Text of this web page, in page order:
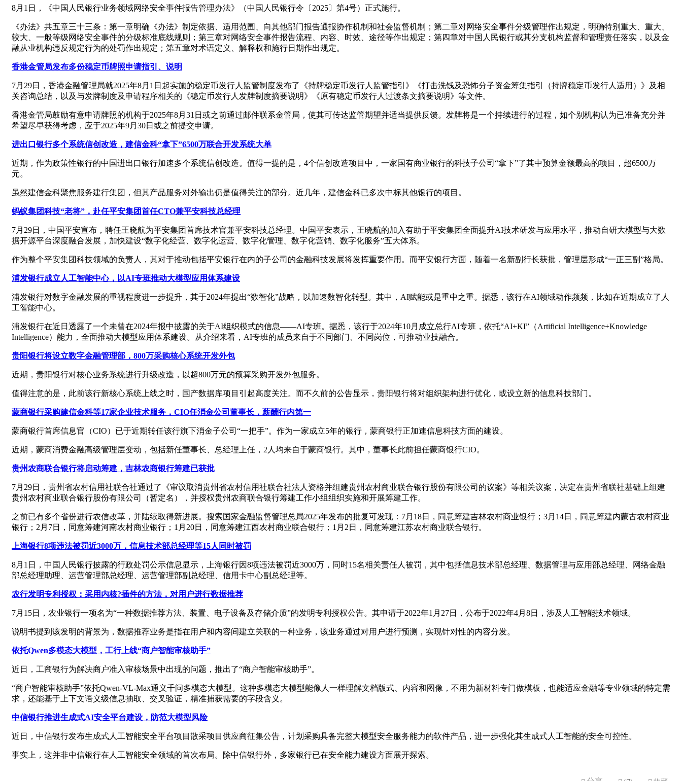
8月1日，《中国人民银行业务领域网络安全事件报告管理办法》（中国人民银行令〔2025〕第4号）正式施行。
《办法》共五章三十三条：第一章明确《办法》制定依据、适用范围、向其他部门报告通报协作机制和社会监督机制；第二章对网络安全事件分级管理作出规定，明确特别重大、重大、
较大、一般等级网络安全事件的分级标准底线规则；第三章对网络安全事件报告流程、内容、时效、途径等作出规定；第四章对中国人民银行或其分支机构监督和管理责任落实，以及金
融从业机构违反规定行为的处罚作出规定；第五章对术语定义、解释权和施行日期作出规定。
香港金管局发布多份稳定币牌照申请指引、说明
7月29日，香港金融管理局就2025年8月1日起实施的稳定币发行人监管制度发布了《持牌稳定币发行人监管指引》《打击洗钱及恐怖分子资金筹集指引（持牌稳定币发行人适用）》及相
关咨询总结，以及与发牌制度及申请程序相关的《稳定币发行人发牌制度摘要说明》《原有稳定币发行人过渡条文摘要说明》等文件。
香港金管局鼓励有意申请牌照的机构于2025年8月31日或之前通过邮件联系金管局，使其可传达监管期望并适当提供反馈。发牌将是一个持续进行的过程，如个别机构认为已准备充分并
希望尽早获得考虑，应于2025年9月30日或之前提交申请。
进出口银行多个系统信创改造，建信金科“拿下”6500万联合开发系统大单
近期，作为政策性银行的中国进出口银行加速多个系统信创改造。值得一提的是，4个信创改造项目中，一家国有商业银行的科技子公司“拿下”了其中预算金额最高的项目，超6500万
元。
虽然建信金科聚焦服务建行集团，但其产品服务对外输出仍是值得关注的部分。近几年，建信金科已多次中标其他银行的项目。
蚂蚁集团科技“老将”，赴任平安集团首任CTO兼平安科技总经理
7月29日，中国平安宣布，聘任王晓航为平安集团首席技术官兼平安科技总经理。中国平安表示，王晓航的加入有助于平安集团全面提升AI技术研发与应用水平，推动自研大模型与大数
据开源平台深度融合发展，加快建设“数字化经营、数字化运营、数字化管理、数字化营销、数字化服务”五大体系。
作为整个平安集团科技领域的负责人，其对于推动包括平安银行在内的子公司的金融科技发展将发挥重要作用。而平安银行方面，随着一名新副行长获批，管理层形成“一正三副”格局。
浦发银行成立人工智能中心，以AI专班推动大模型应用体系建设
浦发银行对数字金融发展的重视程度进一步提升，其于2024年提出“数智化”战略，以加速数智化转型。其中，AI赋能或是重中之重。据悉，该行在AI领域动作频频，比如在近期成立了人
工智能中心。
浦发银行在近日透露了一个未曾在2024年报中披露的关于AI组织模式的信息——AI专班。据悉，该行于2024年10月成立总行AI专班，依托“AI+KI”（Artificial Intelligence+Knowledge
Intelligence）能力，全面推动大模型应用体系建设。从介绍来看，AI专班的成员来自于不同部门、不同岗位，可推动业技融合。
贵阳银行将设立数字金融管理部，800万采购核心系统开发外包
近期，贵阳银行对核心业务系统进行升级改造，以超800万元的预算采购开发外包服务。
值得注意的是，此前该行新核心系统上线之时，国产数据库项目引起高度关注。而不久前的公告显示，贵阳银行将对组织架构进行优化，或设立新的信息科技部门。
蒙商银行采购建信金科等17家企业技术服务，CIO任消金公司董事长，薪酬行内第一
蒙商银行首席信息官（CIO）已于近期转任该行旗下消金子公司“一把手”。作为一家成立5年的银行，蒙商银行正加速信息科技方面的建设。
近期，蒙商消费金融高级管理层变动，包括新任董事长、总经理上任，2人均来自于蒙商银行。其中，董事长此前担任蒙商银行CIO。
贵州农商联合银行将启动筹建，吉林农商银行筹建已获批
7月29日，贵州省农村信用社联合社通过了《审议取消贵州省农村信用社联合社法人资格并组建贵州农村商业联合银行股份有限公司的议案》等相关议案，决定在贵州省联社基础上组建
贵州农村商业联合银行股份有限公司（暂定名），并授权贵州农商联合银行筹建工作小组组织实施和开展筹建工作。
之前已有多个省份进行农信改革，并陆续取得新进展。搜索国家金融监督管理总局2025年发布的批复可发现：7月18日，同意筹建吉林农村商业银行；3月14日，同意筹建内蒙古农村商业
银行；2月7日，同意筹建河南农村商业银行；1月20日，同意筹建江西农村商业联合银行；1月2日，同意筹建江苏农村商业联合银行。
上海银行8项违法被罚近3000万，信息技术部总经理等15人同时被罚
8月1日，中国人民银行披露的行政处罚公示信息显示，上海银行因8项违法被罚近3000万，同时15名相关责任人被罚，其中包括信息技术部总经理、数据管理与应用部总经理、网络金融
部总经理助理、运营管理部总经理、运营管理部副总经理、信用卡中心副总经理等。
农行发明专利授权：采用内核?插件的方法，对用户进行数据推荐
7月15日，农业银行一项名为“一种数据推荐方法、装置、电子设备及存储介质”的发明专利授权公告。其申请于2022年1月27日，公布于2022年4月8日，涉及人工智能技术领域。
说明书提到该发明的背景为，数据推荐业务是指在用户和内容间建立关联的一种业务，该业务通过对用户进行预测，实现针对性的内容分发。
依托Qwen多模态大模型，工行上线“商户智能审核助手”
近日，工商银行为解决商户准入审核场景中出现的问题，推出了“商户智能审核助手”。
“商户智能审核助手”依托Qwen-VL-Max通义千问多模态大模型。这种多模态大模型能像人一样理解文档版式、内容和图像，不用为新材料专门做模板，也能适应金融等专业领域的特定需
求，还能基于上下文语义级信息抽取、交叉验证，精准捕获需要的字段含义。
中信银行推进生成式AI安全平台建设，防范大模型风险
近日，中信银行发布生成式人工智能安全平台项目散采项目供应商征集公告，计划采购具备完整大模型安全服务能力的软件产品，进一步强化其生成式人工智能的安全可控性。
事实上，这并非中信银行在人工智能安全领域的首次布局。除中信银行外，多家银行已在安全能力建设方面展开探索。